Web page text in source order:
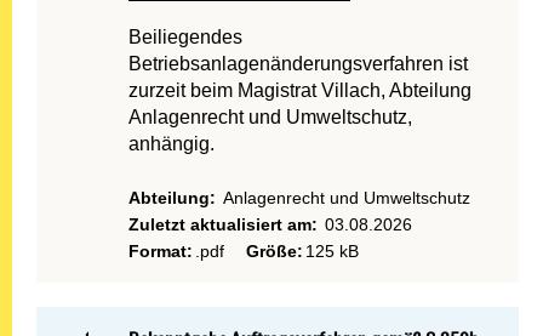
Beiliegendes
Betriebsanlagenänderungsverfahren ist
zurzeit beim Magistrat Villach, Abteilung
Anlagenrecht und Umweltschutz,
anhängig.
Abteilung: Anlagenrecht und Umweltschutz
Zuletzt aktualisiert am: 03.08.2026
Format: .pdf Größe: 125 kB
Mehr lesen: